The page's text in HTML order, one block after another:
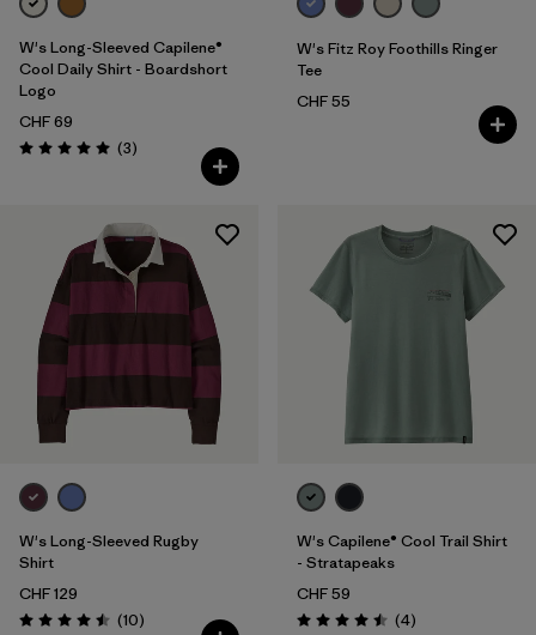
W's Long-Sleeved Capilene®
Cool Daily Shirt - Boardshort
Logo
CHF 69
Valutazione: 5.0 / 5
(3Recensioni
)
W's Fitz Roy Foothills Ringer
Tee
CHF 55
W's Long-Sleeved Rugby
Shirt
CHF 129
Valutazione: 4.5 / 5
(10Recensioni
)
W's Capilene® Cool Trail Shirt
- Stratapeaks
CHF 59
Valutazione: 4.5 / 5
(4Recensioni
)